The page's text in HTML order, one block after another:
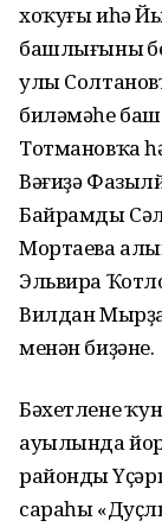
хоҡуғы иһә
башлығының
улы
биләмәһе
Тотмановҡа
Вәғиҙә
Байрамды
Мортаева
Эльвира
Вилдан
менән биҙәне.
Бәхетленең
ауылында
райондың
сараһы